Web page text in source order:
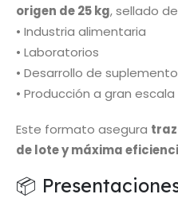
origen de 25 kg, sellado
• Industria alimentaria
• Laboratorios
• Desarrollo de
• Producción a gran escala
Este formato asegura
de lote y máxima
📦